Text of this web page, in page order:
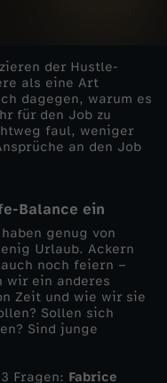
der Hustle-
als eine Art
dagegen, warum es
für den Job zu
faul, weniger
an den Job
Balance ein
genug von
Urlaub. Ackern
noch feiern –
wir ein anderes
Zeit und wie wir sie
Sollen sich
Sind junge
Fragen: Fabrice